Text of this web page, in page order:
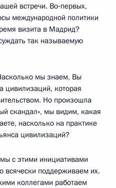
встречи. Во‑первых,
международной политики
визита в Мадрид?
так называемую
мы знаем, Вы
цивилизаций, которая
Но произошла
скандал», мы видим, какая
насколько на практике
цивилизаций?
с этими инициативами
всячески поддерживаем их.
коллегами работаем